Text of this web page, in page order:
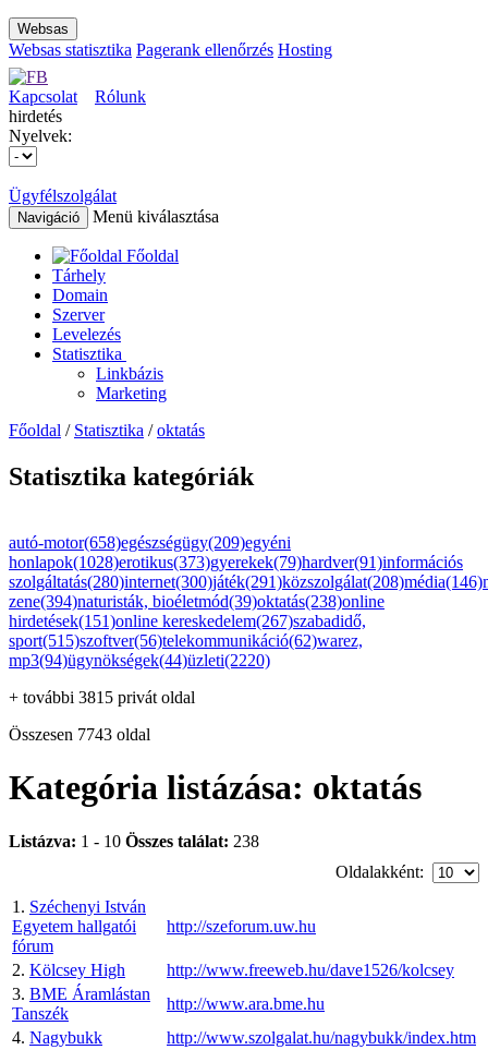
Websas
Websas statisztika Pagerank ellenőrzés Hosting
Kapcsolat
Rólunk
hirdetés
Nyelvek:
Ügyfélszolgálat
Navigáció Menü kiválasztása
Főoldal
Tárhely
Domain
Szerver
Levelezés
Statisztika
Linkbázis
Marketing
Főoldal / Statisztika /oktatás
Statisztika kategóriák
autó-motor(658)egészségügy(209)egyéni
honlapok(1028)erotikus(373)gyerekek(79)hardver(91)információs
szolgáltatás(280)internet(300)játék(291)közszolgálat(208)média(146)
zene(394)naturisták, bioéletmód(39)oktatás(238)online
hirdetések(151)online kereskedelem(267)szabadidő,
sport(515)szoftver(56)telekommunikáció(62)warez,
mp3(94)ügynökségek(44)üzleti(2220)
+ további 3815 privát oldal
Összesen 7743 oldal
Kategória listázása: oktatás
Listázva: 1 - 10 Összes találat: 238
Oldalakként:
1. Széchenyi István
Egyetem hallgatói
fórum
http://szeforum.uw.hu
2. Kölcsey High
http://www.freeweb.hu/dave1526/kolcsey
3. BME Áramlástan
Tanszék
http://www.ara.bme.hu
4. Nagybukk
http://www.szolgalat.hu/nagybukk/index.htm